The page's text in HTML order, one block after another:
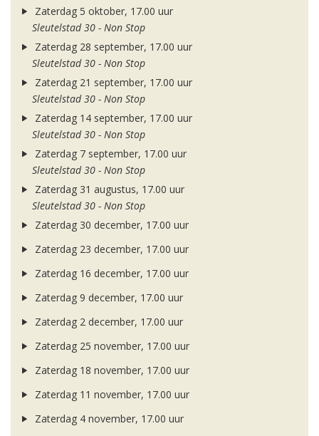
Zaterdag 5 oktober, 17.00 uur
Sleutelstad 30 - Non Stop
Zaterdag 28 september, 17.00 uur
Sleutelstad 30 - Non Stop
Zaterdag 21 september, 17.00 uur
Sleutelstad 30 - Non Stop
Zaterdag 14 september, 17.00 uur
Sleutelstad 30 - Non Stop
Zaterdag 7 september, 17.00 uur
Sleutelstad 30 - Non Stop
Zaterdag 31 augustus, 17.00 uur
Sleutelstad 30 - Non Stop
Zaterdag 30 december, 17.00 uur
Zaterdag 23 december, 17.00 uur
Zaterdag 16 december, 17.00 uur
Zaterdag 9 december, 17.00 uur
Zaterdag 2 december, 17.00 uur
Zaterdag 25 november, 17.00 uur
Zaterdag 18 november, 17.00 uur
Zaterdag 11 november, 17.00 uur
Zaterdag 4 november, 17.00 uur